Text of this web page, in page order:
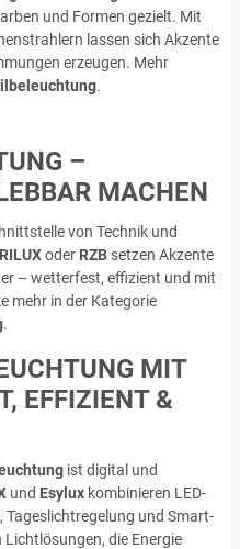
und Formen gezielt. Mit
lassen sich Akzente
erzeugen. Mehr
.
–
MACHEN
von Technik und
oder RZB setzen Akzente
– wetterfest, effizient und mit
mehr in der Kategorie
.
MIT
EFFIZIENT &
ist digital und
und Esylux kombinieren LED-
Tageslichtregelung und Smart-
die Energie